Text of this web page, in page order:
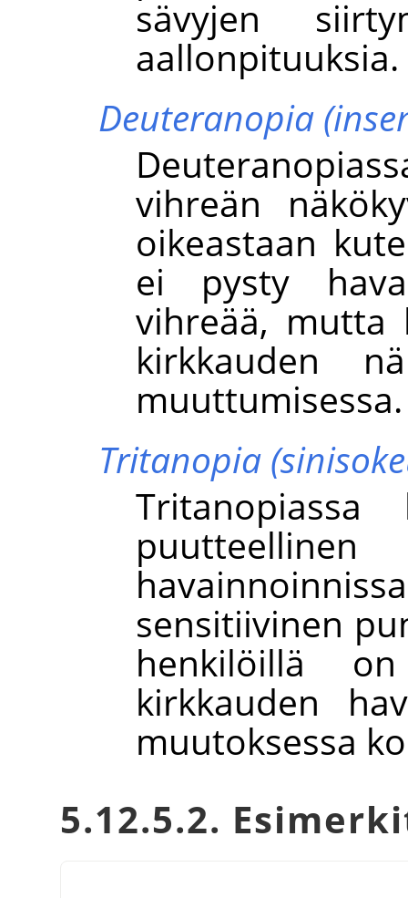
sävyjen
aallonpituuksia.
Deuteranopia
vihreän
oikeastaan
ei pysty
vihreää, mutta
kirkkauden
muuttumisessa.
Tritanopia
sensitiivinen
henkilöillä
kirkkauden
muutoksessa
5.12.5.2.